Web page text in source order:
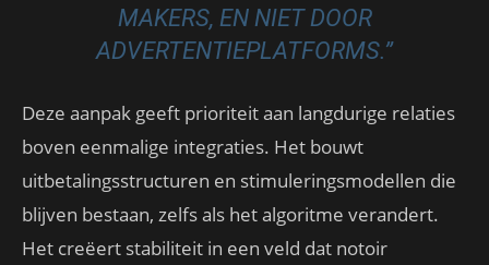
MAKERS, EN NIET DOOR
ADVERTENTIEPLATFORMS.”
Deze aanpak geeft prioriteit aan langdurige relaties
boven eenmalige integraties. Het bouwt
uitbetalingsstructuren en stimuleringsmodellen die
blijven bestaan, zelfs als het algoritme verandert.
Het creëert stabiliteit in een veld dat notoir